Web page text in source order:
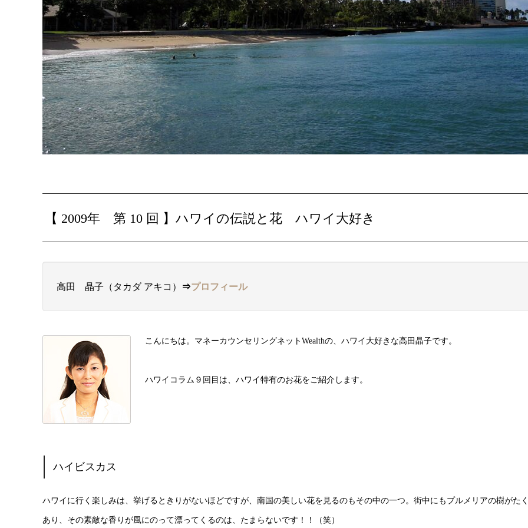
【 2009年 第 10 回 】ハワイの伝説と花 ハワイ大好き
高田 晶子（タカダ アキコ） ⇒プロフィール
こんにちは。マネーカウンセリングネットWealthの、ハワイ大好きな高田晶子です。
ハワイコラム９回目は、ハワイ特有のお花をご紹介します。
ハイビスカス
ハワイに行く楽しみは、挙げるときりがないほどですが、南国の美しい花を見るのもその中の一つ。街中にもプルメリアの樹がた
あり、その素敵な香りが風にのって漂ってくるのは、たまらないです！！（笑）